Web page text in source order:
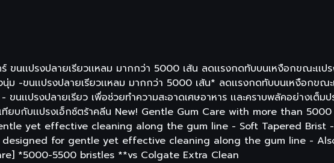
ขนเเปรงปลายเรียวเเหลม มากกว่า 5000 เส้น ลดเเรงกดทับบนเหงือกขณะเเ
นุ่ม -ขนเเปรงปลายเรียวเเหลม มากกว่า 5000 เส้น* ลดเเรงกดทับบนเหงือกข
- ขนเเปรงปลายเรียว เพื่อช่วยทำความสะอาดเศษอาหาร เเละคราบพลัคอย่า
เทียบกับเเปรงเอ็กซ์ตร้าคลีน New! Gentle Gum Care with more than
yet effective cleaning along the gum line - Soft Tapered
for gentle yet effective cleaning along the gum line -
*5000-5500 bristles **vs Colgate Extra Clean